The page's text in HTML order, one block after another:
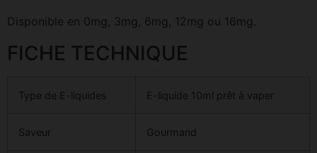
Disponible en 0mg, 3mg, 6mg, 12mg ou 16mg.
FICHE TECHNIQUE
Type de E-liquides E-liquide 10ml prêt à vaper
Saveur Gourmand